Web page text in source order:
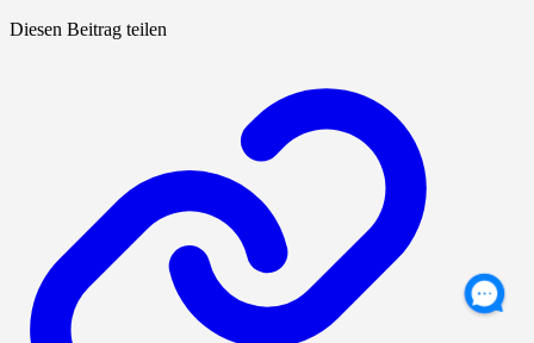
Diesen Beitrag teilen